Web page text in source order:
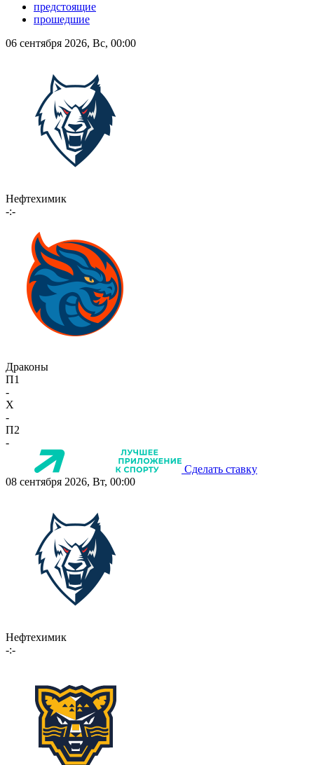
предстоящие
прошедшие
06 сентября 2026, Вс, 00:00
Нефтехимик
-:-
Драконы
П1
-
X
-
П2
-
Сделать ставку
08 сентября 2026, Вт, 00:00
Нефтехимик
-:-